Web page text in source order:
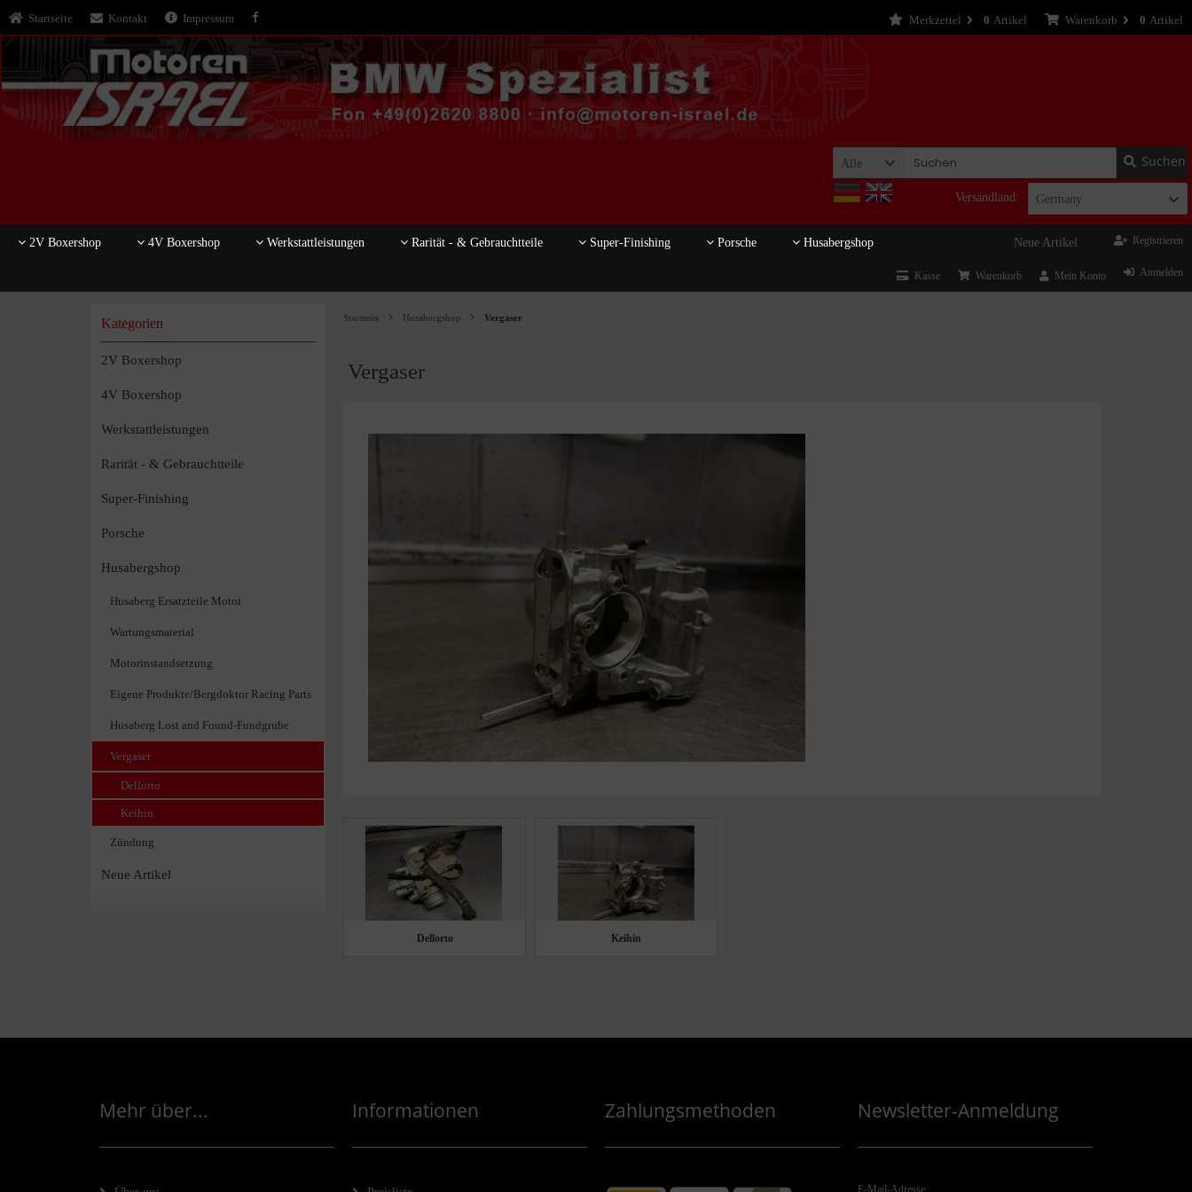
Startseite Kontakt Impressum Warenkorb 0 Artikel
Merkzettel 0 Artikel
Alle Suchen
Versandland: Germany
2V Boxershop 4V Boxershop Werkstattleistungen Rarität - & Gebrauchtteile Super-Finishing Porsche Husabergshop Neue Artikel Registrieren
Anmelden
Mein Konto
Warenkorb
Kasse
Startseite Husabergshop Vergaser
Vergaser
Dellorto Keihin
Kategorien
2V Boxershop
4V Boxershop
Werkstattleistungen
Rarität - & Gebrauchtteile
Super-Finishing
Porsche
Husabergshop
Husaberg Ersatzteile Motor
Wartungsmaterial
Motorinstandsetzung
Eigene Produkte/Bergdoktor Racing Parts
Husaberg Lost and Found-Fundgrube
Vergaser
Dellorto
Keihin
Zündung
Neue Artikel
Mehr über... Informationen Zahlungsmethoden Newsletter-Anmeldung
E-Mail-Adresse: